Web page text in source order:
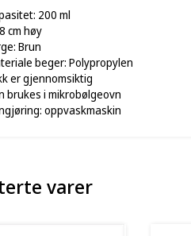
200 ml
cm høy
Brun
beger: Polypropylen
er gjennomsiktig
brukes i mikrobølgeovn
oppvaskmaskin
varer